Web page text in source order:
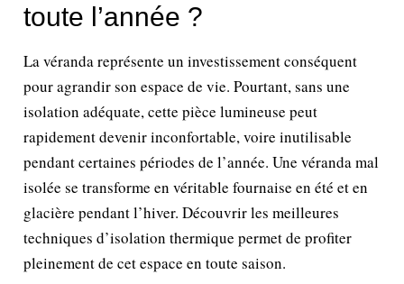
toute l’année ?
La véranda représente un investissement conséquent
pour agrandir son espace de vie. Pourtant, sans une
isolation adéquate, cette pièce lumineuse peut
rapidement devenir inconfortable, voire inutilisable
pendant certaines périodes de l’année. Une véranda mal
isolée se transforme en véritable fournaise en été et en
glacière pendant l’hiver. Découvrir les meilleures
techniques d’isolation thermique permet de profiter
pleinement de cet espace en toute saison.